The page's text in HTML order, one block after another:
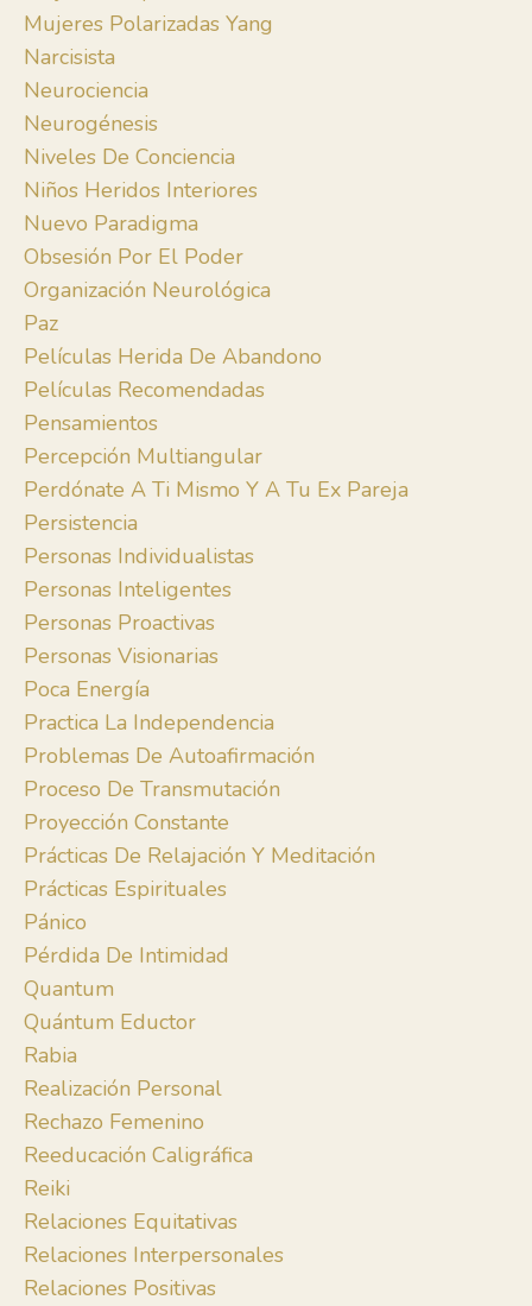
Mujeres Polarizadas Yang
Narcisista
Neurociencia
Neurogénesis
Niveles De Conciencia
Niños Heridos Interiores
Nuevo Paradigma
Obsesión Por El Poder
Organización Neurológica
Paz
Películas Herida De Abandono
Películas Recomendadas
Pensamientos
Percepción Multiangular
Perdónate A Ti Mismo Y A Tu Ex Pareja
Persistencia
Personas Individualistas
Personas Inteligentes
Personas Proactivas
Personas Visionarias
Poca Energía
Practica La Independencia
Problemas De Autoafirmación
Proceso De Transmutación
Proyección Constante
Prácticas De Relajación Y Meditación
Prácticas Espirituales
Pánico
Pérdida De Intimidad
Quantum
Quántum Eductor
Rabia
Realización Personal
Rechazo Femenino
Reeducación Caligráfica
Reiki
Relaciones Equitativas
Relaciones Interpersonales
Relaciones Positivas